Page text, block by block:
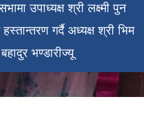
उपाध्यक्ष श्री लक्ष्मी पुन
गर्दै अध्यक्ष श्री भिम
बहादुर भण्डारीज्यू